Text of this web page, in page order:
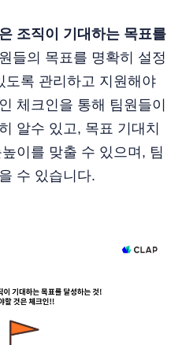
조직이 기대하는 목표를
들의 목표를 명확히 설정
도록 관리하고 지원해야
체크인을 통해 팀원들이
알수 있고, 목표 기대치
이를 맞출 수 있으며, 팀
수 있습니다.